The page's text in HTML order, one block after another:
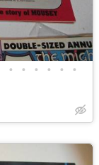
• • • • • •